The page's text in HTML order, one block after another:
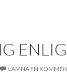
LÄMNA EN